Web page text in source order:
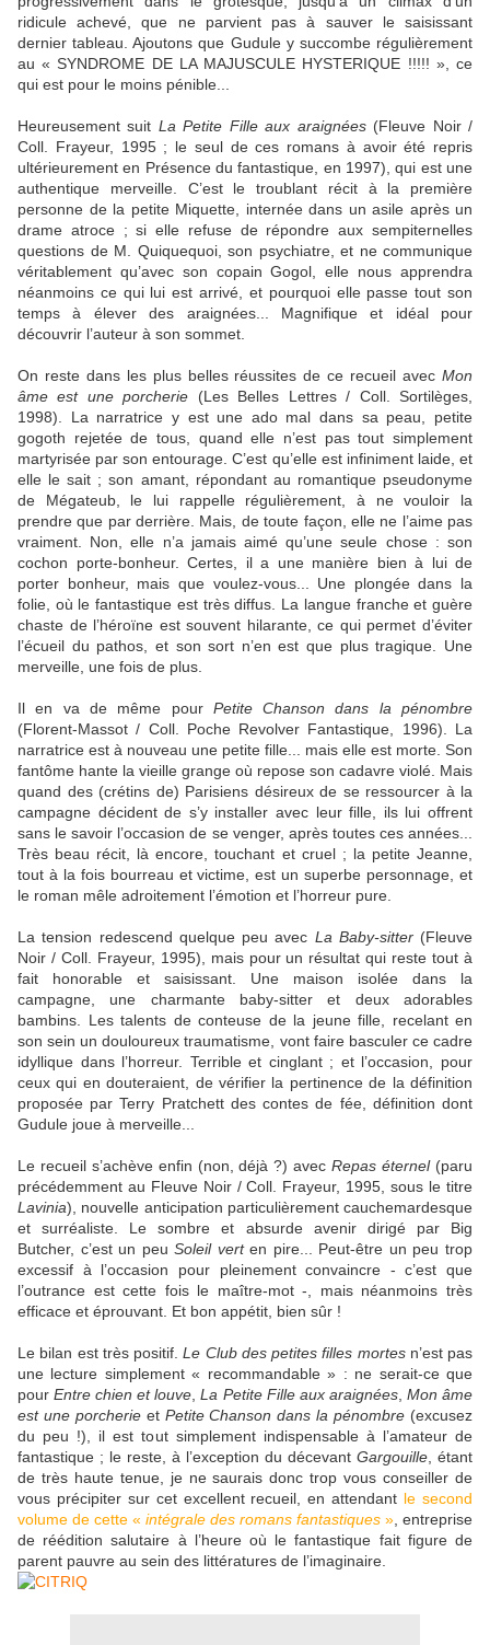
ridicule achevé, que ne parvient pas à sauver le saisissant
dernier tableau. Ajoutons que Gudule y succombe régulièrement
au « SYNDROME DE LA MAJUSCULE HYSTERIQUE !!!!! », ce
qui est pour le moins pénible...
Heureusement suit La Petite Fille aux araignées(Fleuve Noir /
Coll. Frayeur, 1995 ; le seul de ces romans à avoir été repris
ultérieurement en Présence du fantastique, en 1997), qui est une
authentique merveille. C’est le troublant récit à la première
personne de la petite Miquette, internée dans un asile après un
drame atroce ; si elle refuse de répondre aux sempiternelles
questions de M. Quiquequoi, son psychiatre, et ne communique
véritablement qu’avec son copain Gogol, elle nous apprendra
néanmoins ce qui lui est arrivé, et pourquoi elle passe tout son
temps à élever des araignées... Magnifique et idéal pour
découvrir l’auteur à son sommet.
On reste dans les plus belles réussites de ce recueil avec Mon
âme est une porcherie (Les Belles Lettres / Coll. Sortilèges,
1998). La narratrice y est une ado mal dans sa peau, petite
gogoth rejetée de tous, quand elle n’est pas tout simplement
martyrisée par son entourage. C’est qu’elle est infiniment laide, et
elle le sait ; son amant, répondant au romantique pseudonyme
de Mégateub, le lui rappelle régulièrement, à ne vouloir la
prendre que par derrière. Mais, de toute façon, elle ne l’aime pas
vraiment. Non, elle n’a jamais aimé qu’une seule chose : son
cochon porte-bonheur. Certes, il a une manière bien à lui de
porter bonheur, mais que voulez-vous... Une plongée dans la
folie, où le fantastique est très diffus. La langue franche et guère
chaste de l’héroïne est souvent hilarante, ce qui permet d’éviter
l’écueil du pathos, et son sort n’en est que plus tragique. Une
merveille, une fois de plus.
Il en va de même pour Petite Chanson dans la pénombre
(Florent-Massot / Coll. Poche Revolver Fantastique, 1996). La
narratrice est à nouveau une petite fille... mais elle est morte. Son
fantôme hante la vieille grange où repose son cadavre violé. Mais
quand des (crétins de) Parisiens désireux de se ressourcer à la
campagne décident de s’y installer avec leur fille, ils lui offrent
sans le savoir l’occasion de se venger, après toutes ces années...
Très beau récit, là encore, touchant et cruel ; la petite Jeanne,
tout à la fois bourreau et victime, est un superbe personnage, et
le roman mêle adroitement l’émotion et l’horreur pure.
La tension redescend quelque peu avec La Baby-sitter(Fleuve
Noir / Coll. Frayeur, 1995), mais pour un résultat qui reste tout à
fait honorable et saisissant. Une maison isolée dans la
campagne, une charmante baby-sitter et deux adorables
bambins. Les talents de conteuse de la jeune fille, recelant en
son sein un douloureux traumatisme, vont faire basculer ce cadre
idyllique dans l’horreur. Terrible et cinglant ; et l’occasion, pour
ceux qui en douteraient, de vérifier la pertinence de la définition
proposée par Terry Pratchett des contes de fée, définition dont
Gudule joue à merveille...
Le recueil s’achève enfin (non, déjà ?) avecRepas éternel(paru
précédemment au Fleuve Noir / Coll. Frayeur, 1995, sous le titre
Lavinia), nouvelle anticipation particulièrement cauchemardesque
et surréaliste. Le sombre et absurde avenir dirigé par Big
Butcher, c’est un peuSoleil verten pire... Peut-être un peu trop
excessif à l’occasion pour pleinement convaincre - c’est que
l’outrance est cette fois le maître-mot -, mais néanmoins très
efficace et éprouvant. Et bon appétit, bien sûr !
Le bilan est très positif.Le Club des petites filles mortesn’est pas
une lecture simplement « recommandable » : ne serait-ce que
pourEntre chien et louve ,La Petite Fille aux araignées, Mon âme
est une porcherieet Petite Chanson dans la pénombre (excusez
du peu !), il est tout simplement indispensable à l’amateur de
fantastique ; le reste, à l’exception du décevant Gargouille , étant
de très haute tenue, je ne saurais donc trop vous conseiller de
vous précipiter sur cet excellent recueil, en attendant le second
volume de cette « intégrale des romans fantastiques » , entreprise
de réédition salutaire à l’heure où le fantastique fait figure de
parent pauvre au sein des littératures de l’imaginaire.